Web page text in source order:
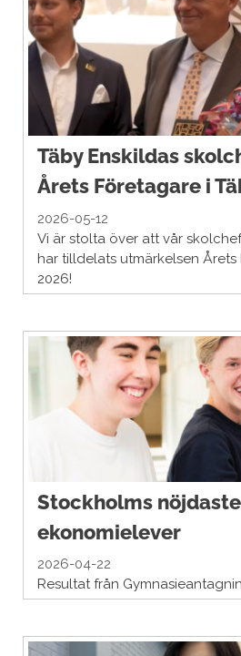
Täby Enskildas
Årets Företagare i
2026-05-12
Vi är stolta över att vår
har tilldelats utmärkelsen Årets
2026!
Stockholms nöjdaste
ekonomielever
2026-04-22
Resultat från